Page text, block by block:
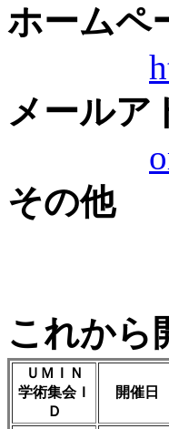
ホームペ
メールア
その他
これから
ＵＭＩＮ
学術集会Ｉ
Ｄ
開催日